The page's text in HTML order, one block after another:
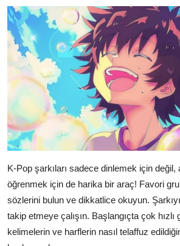
K-Pop şarkıları sadece dinlemek için değil,
öğrenmek için de harika bir araç! Favori
sözlerini bulun ve dikkatlice okuyun.
takip etmeye çalışın. Başlangıçta çok
kelimelerin ve harflerin nasıl telaffuz